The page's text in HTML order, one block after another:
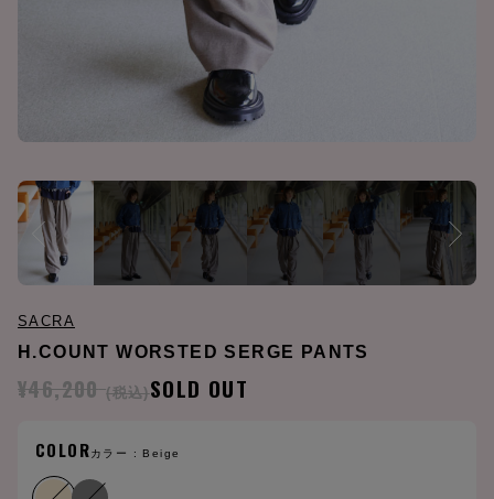
SACRA
H.COUNT WORSTED SERGE PANTS
¥46,200 (税込)SOLD OUT
COLORカラー : Beige